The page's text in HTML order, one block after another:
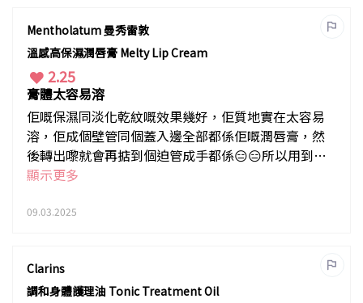
Mentholatum 曼秀雷敦
溫感高保濕潤唇膏 Melty Lip Cream
2.25
膏體太容易溶
佢嘅保濕同淡化乾紋嘅效果幾好，佢質地實在太容易
溶，佢成個壁管同個蓋入邊全部都係佢嘅潤唇膏，然
後轉出嚟就會再掂到個迫管成手都係😑😑所以用到後
面就好噁心
顯示更多
09.03.2025
Clarins
調和身體護理油 Tonic Treatment Oil